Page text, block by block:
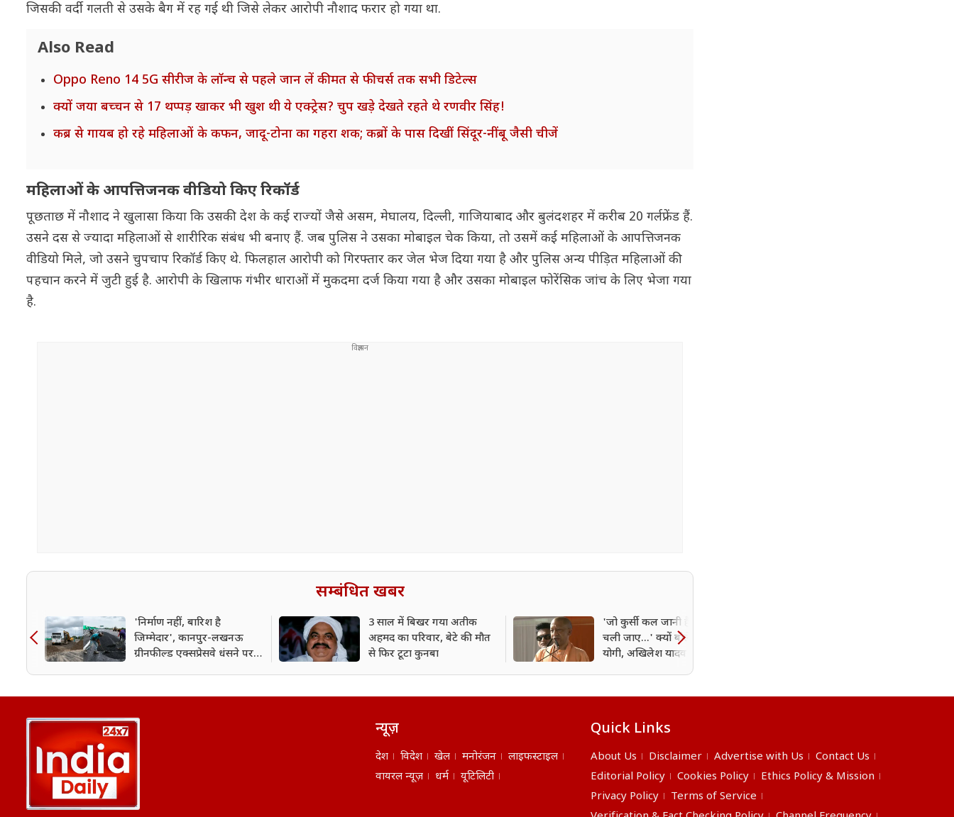
जिसकी वर्दी गलती से उसके बैग में रह गई थी जिसे लेकर आरोपी नौशाद फरार हो गया था.
Also Read
Oppo Reno 14 5G सीरीज के लॉन्च से पहले जान लें कीमत से फीचर्स तक सभी डिटेल्स
क्यों जया बच्चन से 17 थप्पड़ खाकर भी खुश थी ये एक्ट्रेस? चुप खड़े देखते रहते थे रणवीर सिंह!
कब्र से गायब हो रहे महिलाओं के कफन, जादू-टोना का गहरा शक; कब्रों के पास दिखीं सिंदूर-नींबू जैसी चीजें
महिलाओं के आपत्तिजनक वीडियो किए रिकॉर्ड
पूछताछ में नौशाद ने खुलासा किया कि उसकी देश के कई राज्यों जैसे असम, मेघालय, दिल्ली, गाजियाबाद और बुलंदशहर में करीब 20 गर्लफ्रेंड हैं.
उसने दस से ज्यादा महिलाओं से शारीरिक संबंध भी बनाए हैं. जब पुलिस ने उसका मोबाइल चेक किया, तो उसमें कई महिलाओं के आपत्तिजनक
वीडियो मिले, जो उसने चुपचाप रिकॉर्ड किए थे. फिलहाल आरोपी को गिरफ्तार कर जेल भेज दिया गया है और पुलिस अन्य पीड़ित महिलाओं की
पहचान करने में जुटी हुई है. आरोपी के खिलाफ गंभीर धाराओं में मुकदमा दर्ज किया गया है और उसका मोबाइल फोरेंसिक जांच के लिए भेजा गया
है.
सम्बंधित खबर
'निर्माण नहीं, बारिश है
जिम्मेदार', कानपुर-लखनऊ
ग्रीनफील्ड एक्सप्रेसवे धंसने पर
3 साल में बिखर गया अतीक
अहमद का परिवार, बेटे की मौत
से फिर टूटा कुनबा
'जो कुर्सी कल जानी है, आज
चली जाए...' क्यों बोले सीएम
योगी, अखिलेश यादव पर भी
न्यूज़
देश विदेश खेल मनोरंजन
लाइफस्टाइल
वायरल न्यूज़
धर्म यूटिलिटी
Quick Links
About Us Disclaimer Advertise with Us
Contact Us
Editorial Policy
Cookies Policy
Ethics Policy & Mission
Privacy Policy
Terms of Service